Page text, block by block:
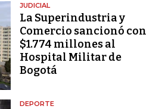
JUDICIAL
La Superindustria y
Comercio sancionó con
$1.774 millones al
Hospital Militar de
Bogotá
DEPORTE